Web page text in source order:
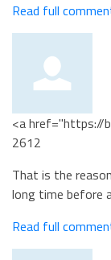
Read full
<a href="https://
2612
That is the
long time before
Read full